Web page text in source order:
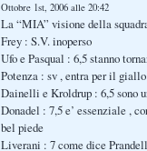
Ottobre 1st, 2006 alle 20:42
La “MIA” visione della
Frey : S.V. inoperso
Ufo e Pasqual : 6,5 stanno
Potenza : sv , entra per il
Dainelli e Kroldrup : 6,5 sono
Donadel : 7,5 e’ essenziale ,
bel piede
Liverani : 7 come dice